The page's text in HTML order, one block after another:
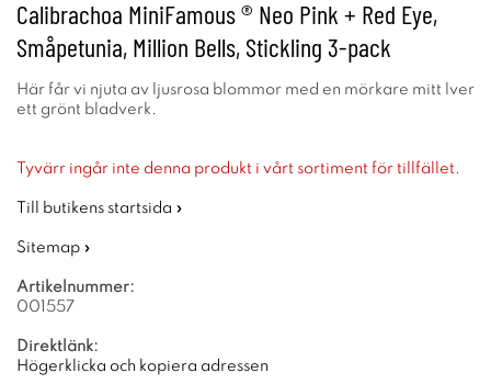
Calibrachoa MiniFamous ® Neo Pink + Red Eye,
Småpetunia, Million Bells, Stickling 3-pack
Här får vi njuta av ljusrosa blommor med en mörkare mitt lver
ett grönt bladverk.
Tyvärr ingår inte denna produkt i vårt sortiment för tillfället.
Till butikens startsida »
Sitemap »
Artikelnummer:
001557
Direktlänk:
Högerklicka och kopiera adressen